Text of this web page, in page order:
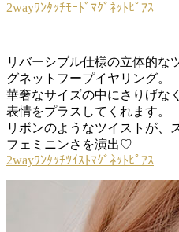
2wayﾜﾝﾀｯﾁﾓｰﾄﾞﾏｸﾞﾈｯﾄﾋﾟｱｽ
リバーシブル仕様の立体的な
グネットフープイヤリング。
華奢なサイズの中にさりげな
表情をプラスしてくれます。
リボンのようなツイストが、
フェミニンさを演出♡
2wayﾜﾝﾀｯﾁﾂｲｽﾄﾏｸﾞﾈｯﾄﾋﾟｱｽ